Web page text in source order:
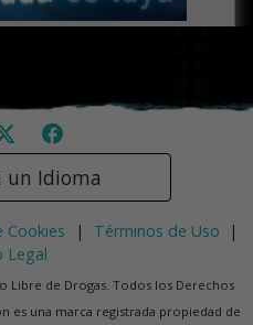
un Idioma
Cookies | Términos de Uso
|
Legal
Libre de Drogas. Todos los Derechos
es una marca registrada propiedad de